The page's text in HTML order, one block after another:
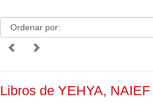
Libros de YEHYA, NAIEF